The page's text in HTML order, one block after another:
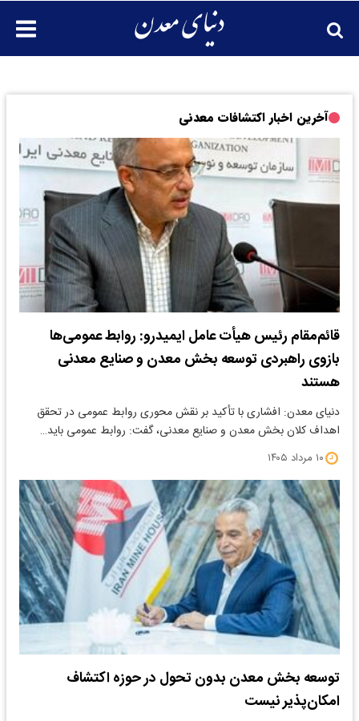
آخرین اخبار اکتشافات معدنی
قائم‌مقام رئیس هیأت عامل ایمیدرو: روابط عمومی‌ها
بازوی راهبردی توسعه بخش معدن و صنایع معدنی
هستند
دنیای معدن: افشاری با تأکید بر نقش محوری روابط عمومی در تحقق
اهداف کلان بخش معدن و صنایع معدنی، گفت: روابط عمومی باید…
۱۰ مرداد ۱۴۰۵
توسعه بخش معدن بدون تحول در حوزه اکتشاف
امکان‌پذیر نیست